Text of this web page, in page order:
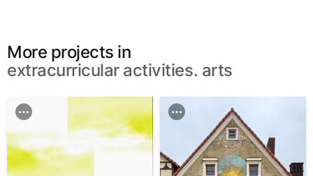
More projects in
extracurricular activities. arts